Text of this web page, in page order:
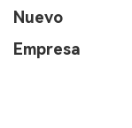
Nuevo
Empresa